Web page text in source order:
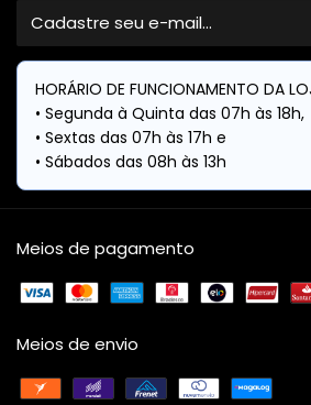
Meios de pagamento
Meios de envio